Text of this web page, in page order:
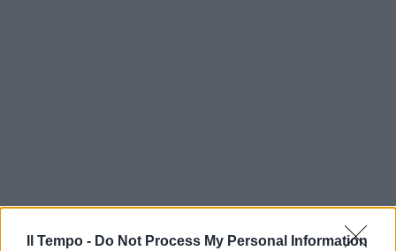
Il Tempo - Do Not Process My Personal Information